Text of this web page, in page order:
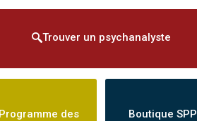
Trouver un psychanalyste
Programme des
Boutique SPP